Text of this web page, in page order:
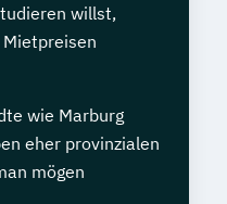
willst,
wie Marburg
eher provinzialen
mögen